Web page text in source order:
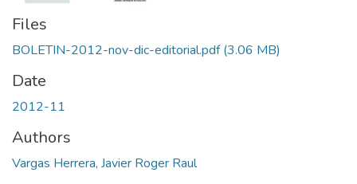
Files
BOLETIN-2012-nov-dic-editorial.pdf(3.06 MB)
Date
2012-11
Authors
Vargas Herrera, Javier Roger Raul